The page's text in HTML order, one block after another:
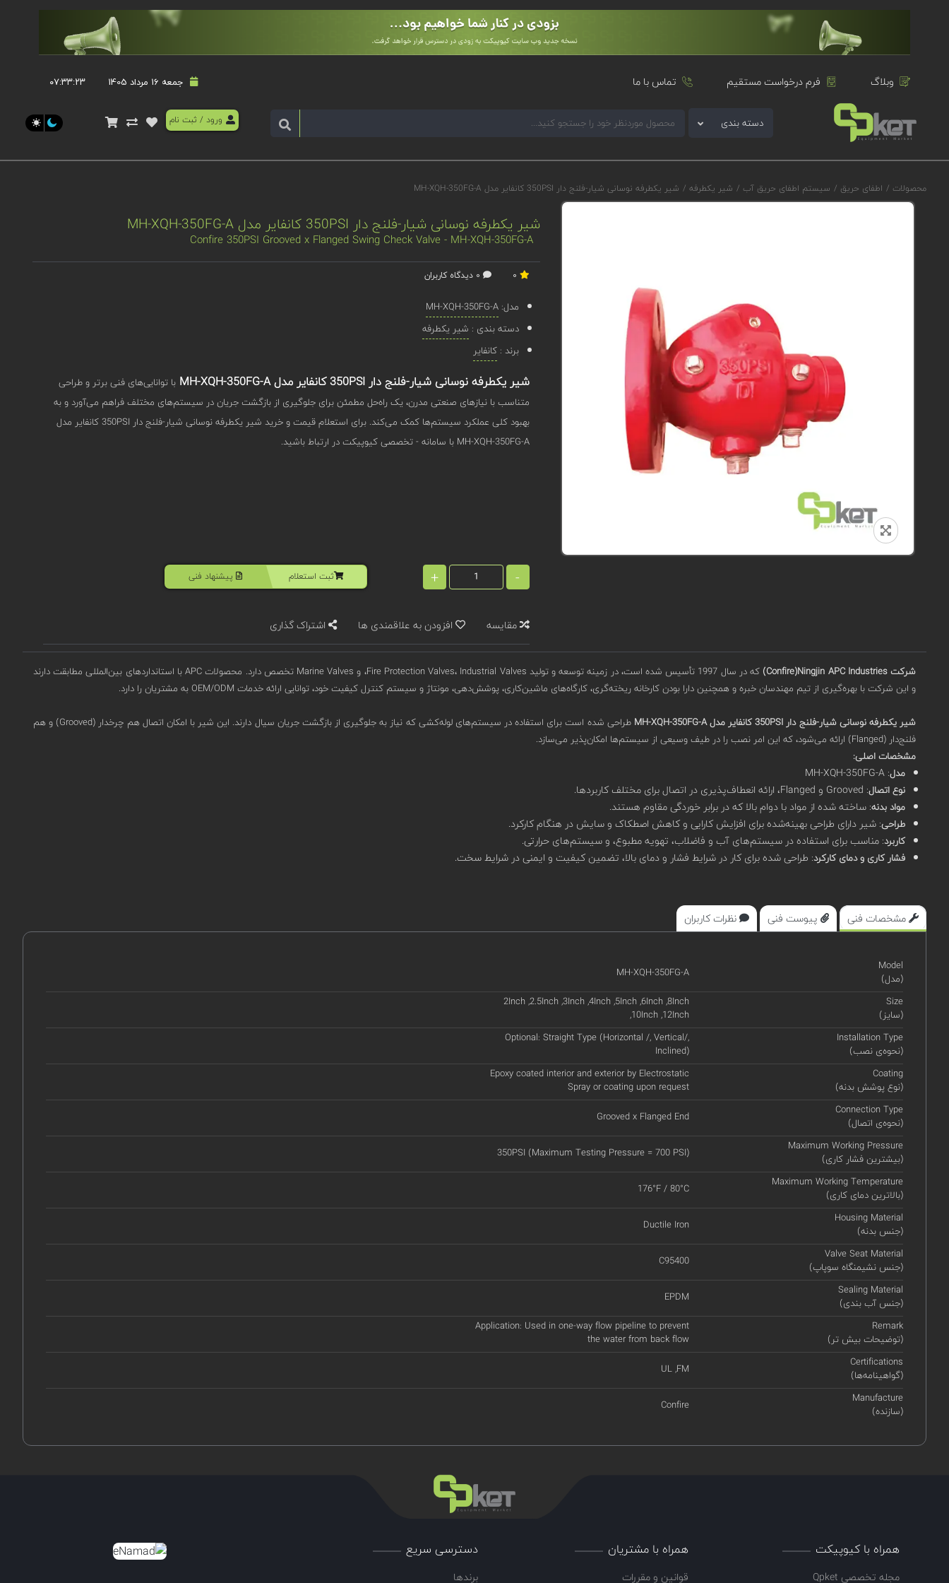
وبلاگ فرم درخواست مستقیم تماس با ما جمعه 16 مرداد 1405 ۰۷:۳۳:۲۴
دسته بندی ورود / ثبت نام
محصولات / اطفای حریق / سیستم اطفای حریق آب / شیر یکطرفه / شیر یکطرفه نوسانی شیار-فلنج دار 350PSI کانفایر مدل MH-XQH-350FG-A
شیر یکطرفه نوسانی شیار-فلنج دار 350PSI کانفایر مدل MH-XQH-350FG-A
Confire 350PSI Grooved x Flanged Swing Check Valve - MH-XQH-350FG-A
مدل:MH-XQH-350FG-A
دسته بندی : شیر یکطرفه
برند :کانفایر
شیر یکطرفه نوسانی شیار-فلنج دار 350PSI کانفایر مدل MH-XQH-350FG-A
با توانایی‌های فنی برتر و طراحی
متناسب با نیازهای صنعتی مدرن، یک راه‌حل مطمئن برای جلوگیری از بازگشت جریان در سیستم‌های مختلف فراهم می‌آورد و به
بهبود کلی عملکرد سیستم‌ها کمک می‌کند. برای استعلام قیمت و خرید شیر یکطرفه نوسانی شیار-فلنج دار 350PSI کانفایر مدل
MH-XQH-350FG-A با سامانه - تخصصی کیوپیکت در ارتباط باشید.
-
+ ثبت استعلام پیشنهاد فنی
مقایسه افزودن به علاقمندی ها اشتراک گذاری
شرکتConfire)Ningjin APC Industries)
که در سال 1997 تأسیس شده است، در زمینه توسعه و تولید Fire Protection Valves، Industrial Valves، و Marine Valves تخصص دارد. محصولات APC با استانداردهای بین‌المللی مطابقت دارند
و این شرکت با بهره‌گیری از تیم مهندسان خبره و همچنین دارا بودن کارخانه ریخته‌گری، کارگاه‌های ماشین‌کاری، پوشش‌دهی، مونتاژ و سیستم کنترل کیفیت خود، توانایی ارائه خدمات OEM/ODM به مشتریان را دارد.
شیر یکطرفه نوسانی شیار-فلنج دار 350PSI کانفایر مدل MH-XQH-350FG-A
طراحی شده است برای استفاده در سیستم‌های لوله‌کشی که نیاز به جلوگیری از بازگشت جریان سیال دارند. این شیر با امکان اتصال هم چرخدار (Grooved) و هم
فلنج‌دار (Flanged) ارائه می‌شود، که این امر نصب را در طیف وسیعی از سیستم‌ها امکان‌پذیر می‌سازد.
مشخصات اصلی:
مدل: MH-XQH-350FG-A
نوع اتصال: Grooved و Flanged، ارائه انعطاف‌پذیری در اتصال برای مختلف کاربردها.
مواد بدنه: ساخته شده از مواد با دوام بالا که در برابر خوردگی مقاوم هستند.
طراحی: شیر دارای طراحی بهینه‌شده برای افزایش کارایی و کاهش اصطکاک و سایش در هنگام کارکرد.
کاربرد: مناسب برای استفاده در سیستم‌های آب و فاضلاب، تهویه مطبوع، و سیستم‌های حرارتی.
فشار کاری و دمای کارکرد: طراحی شده برای کار در شرایط فشار و دمای بالا، تضمین کیفیت و ایمنی در شرایط سخت.
مشخصات فنی پیوست فنی نظرات کاربران
Model
(مدل)
MH-XQH-350FG-A
Size
(سایز)
2Inch ,2.5Inch ,3Inch ,4Inch ,5Inch ,6Inch ,8Inch
,10Inch ,12Inch
Installation Type
(نحوه‌ی نصب)
Optional: Straight Type (Horizontal /, Vertical/,
Inclined)
Coating
(نوع پوشش بدنه)
Epoxy coated interior and exterior by Electrostatic
Spray or coating upon request
Connection Type
(نحوه‌ی اتصال)
Grooved x Flanged End
Maximum Working Pressure
(بیشترین فشار کاری)
350PSI (Maximum Testing Pressure = 700 PSI)
Maximum Working Temperature
(بالاترین دمای کاری)
176°F / 80°C
Housing Material
(جنس بدنه)
Ductile Iron
Valve Seat Material
(جنس نشیمنگاه سوپاپ)
C95400
Sealing Material
(جنس آب بندی)
EPDM
Remark
(توضیحات بیش تر)
Application: Used in one-way flow pipeline to prevent
the water from back flow
Certifications
(گواهینامه‌ها)
UL ,FM
Manufacture
(سازنده)
Confire
همراه با کیوپیکت
مجله تخصصی Qpket
همراه با مشتریان
قوانین و مقررات
دسترسی سریع
برندها